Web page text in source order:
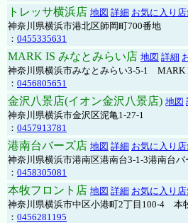
トレッサ横浜店 地図 詳細 お気に入り
神奈川県横浜市港北区師岡町700番地
： 0455335631
MARK IS みなとみらい店 地図 詳細
神奈川県横浜市みなとみらい3-5-1 MARK
： 0456805651
金沢八景店(イオン金沢八景店) 地図
神奈川県横浜市金沢区泥亀1-27-1
： 0457913781
港南台バーズ店 地図 詳細 お気に入り
神奈川県横浜市港南区港南台3-1-3港南台バ
： 0458305081
本牧フロント店 地図 詳細 お気に入り
神奈川県横浜市中区小港町2丁目100-4 本
： 0456281195